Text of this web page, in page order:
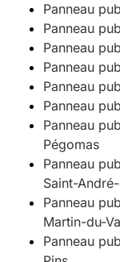
Panneau
Panneau
Panneau
Panneau
Panneau
Panneau
Panneau
Pégomas
Panneau
Saint-
Panneau
Martin-du-
Panneau